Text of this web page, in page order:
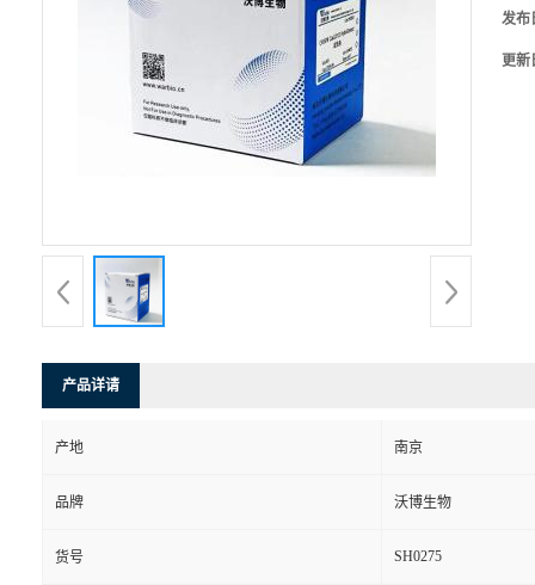
发布
更新
产品详请
产地 南京
品牌 沃博生物
货号 SH0275